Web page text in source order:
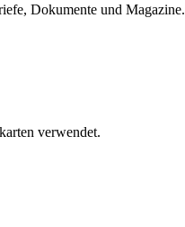
Dokumente und Magazine.
verwendet.